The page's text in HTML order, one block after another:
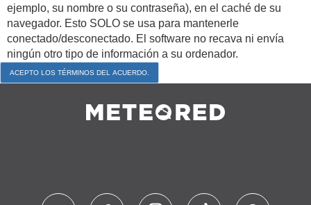
ejemplo, su nombre o su contraseña), en el caché de su
navegador. Esto SOLO se usa para mantenerle
conectado/desconectado. El software no recava ni envía
ningún otro tipo de información a su ordenador.